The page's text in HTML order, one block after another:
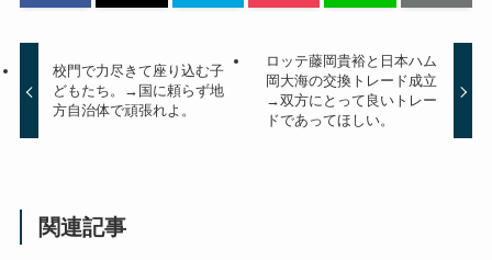
校門で力尽きて座り込む子
どもたち。→国に頼らず地
方自治体で頑張れよ。
ロッテ藤岡貴裕と日本ハム
岡大海の交換トレード成立
→双方にとって良いトレー
ドであってほしい。
関連記事